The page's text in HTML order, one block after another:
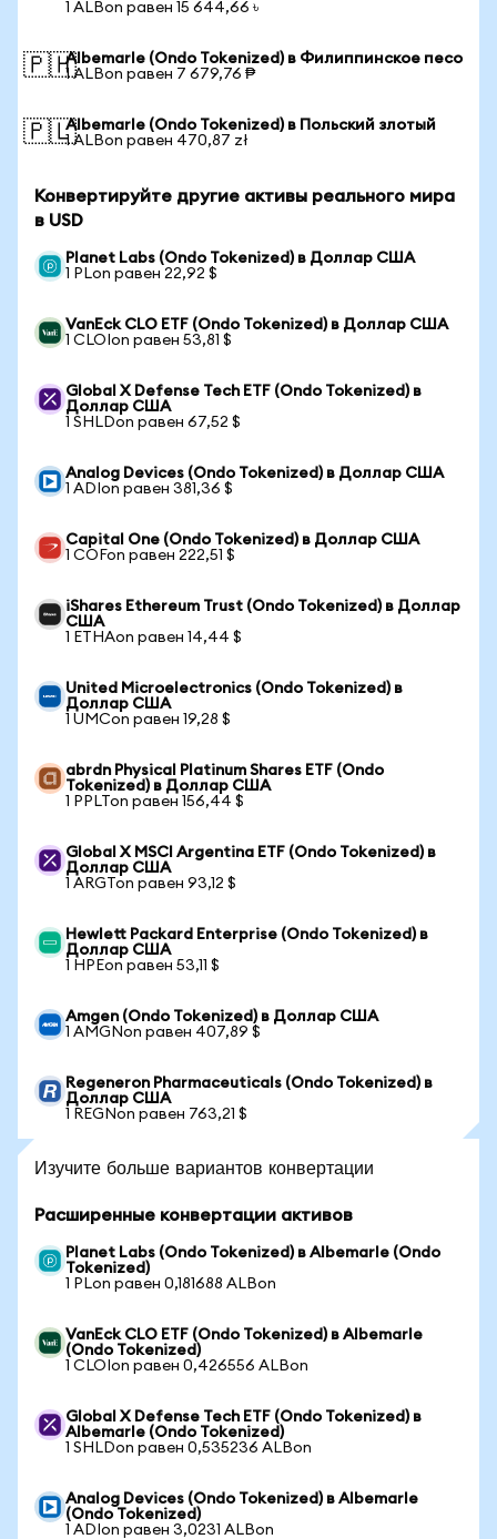
1 ALBon равен 15 644,66 ৳
🇵🇭Albemarle (Ondo Tokenized) в Филиппинское песо
1 ALBon равен 7 679,76 ₱
🇵🇱Albemarle (Ondo Tokenized) в Польский злотый
1 ALBon равен 470,87 zł
Конвертируйте другие активы реального мира
в USD
Planet Labs (Ondo Tokenized) в Доллар США
1 PLon равен 22,92 $
VanEck CLO ETF (Ondo Tokenized) в Доллар США
1 CLOIon равен 53,81 $
Global X Defense Tech ETF (Ondo Tokenized) в
Доллар США
1 SHLDon равен 67,52 $
Analog Devices (Ondo Tokenized) в Доллар США
1 ADIon равен 381,36 $
Capital One (Ondo Tokenized) в Доллар США
1 COFon равен 222,51 $
iShares Ethereum Trust (Ondo Tokenized) в Доллар
США
1 ETHAon равен 14,44 $
United Microelectronics (Ondo Tokenized) в
Доллар США
1 UMCon равен 19,28 $
abrdn Physical Platinum Shares ETF (Ondo
Tokenized) в Доллар США
1 PPLTon равен 156,44 $
Global X MSCI Argentina ETF (Ondo Tokenized) в
Доллар США
1 ARGTon равен 93,12 $
Hewlett Packard Enterprise (Ondo Tokenized) в
Доллар США
1 HPEon равен 53,11 $
Amgen (Ondo Tokenized) в Доллар США
1 AMGNon равен 407,89 $
Regeneron Pharmaceuticals (Ondo Tokenized) в
Доллар США
1 REGNon равен 763,21 $
Изучите больше вариантов конвертации
Расширенные конвертации активов
Planet Labs (Ondo Tokenized) в Albemarle (Ondo
Tokenized)
1 PLon равен 0,181688 ALBon
VanEck CLO ETF (Ondo Tokenized) в Albemarle
(Ondo Tokenized)
1 CLOIon равен 0,426556 ALBon
Global X Defense Tech ETF (Ondo Tokenized) в
Albemarle (Ondo Tokenized)
1 SHLDon равен 0,535236 ALBon
Analog Devices (Ondo Tokenized) в Albemarle
(Ondo Tokenized)
1 ADIon равен 3,0231 ALBon